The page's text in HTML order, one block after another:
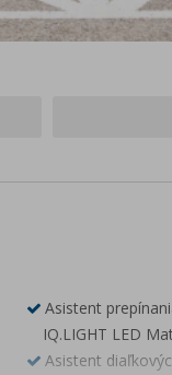
Asistent
IQ.LIGHT LED
Asistent